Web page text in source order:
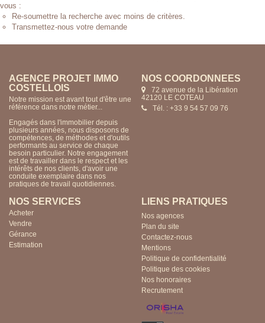
vous :
Re-soumettre la recherche avec moins de critères.
Transmettez-nous votre demande
AGENCE PROJET IMMO
COSTELLOIS
Notre mission est avant tout d'être une
référence dans notre métier...
Engagés dans l'immobilier depuis
plusieurs années, nous disposons de
compétences, de méthodes et d'outils
performants au service de chaque
besoin particulier. Notre engagement
est de travailler dans le respect et les
intérêts de nos clients, d'avoir une
conduite exemplaire dans nos
pratiques de travail quotidiennes.
NOS COORDONNÉES
72 avenue de la Libération
42120 LE COTEAU
Tél. : +33 9 54 57 09 76
NOS SERVICES
Acheter
Vendre
Gérance
Estimation
LIENS PRATIQUES
Nos agences
Plan du site
Contactez-nous
Mentions
Politique de confidentialité
Politique des cookies
Nos honoraires
Recrutement